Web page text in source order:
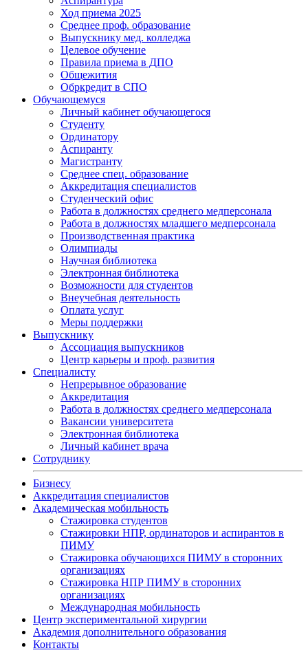
Ход приема 2025
Среднее проф. образование
Выпускнику мед. колледжа
Целевое обучение
Правила приема в ДПО
Общежития
Обркредит в СПО
Обучающемуся
Личный кабинет обучающегося
Студенту
Ординатору
Аспиранту
Магистранту
Среднее спец. образование
Аккредитация специалистов
Студенческий офис
Работа в должностях среднего медперсонала
Работа в должностях младшего медперсонала
Производственная практика
Олимпиады
Научная библиотека
Электронная библиотека
Возможности для студентов
Внеучебная деятельность
Оплата услуг
Меры поддержки
Выпускнику
Ассоциация выпускников
Центр карьеры и проф. развития
Специалисту
Непрерывное образование
Аккредитация
Работа в должностях среднего медперсонала
Вакансии университета
Электронная библиотека
Личный кабинет врача
Сотруднику
Бизнесу
Аккредитация специалистов
Академическая мобильность
Стажировка студентов
Стажировки НПР, ординаторов и аспирантов в
ПИМУ
Стажировка обучающихся ПИМУ в сторонних
организациях
Стажировка НПР ПИМУ в сторонних
организациях
Международная мобильность
Центр экспериментальной хирургии
Академия дополнительного образования
Контакты